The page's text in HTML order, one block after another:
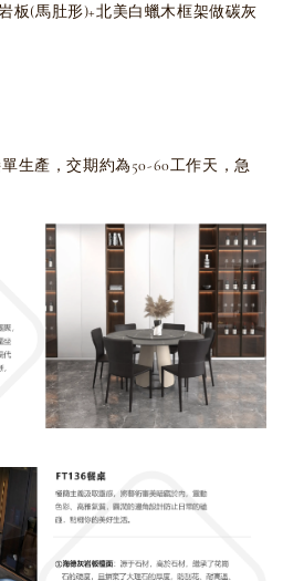
板(馬肚形)+北美白蠟木框架做碳灰
生產，交期約為50-60工作天，急